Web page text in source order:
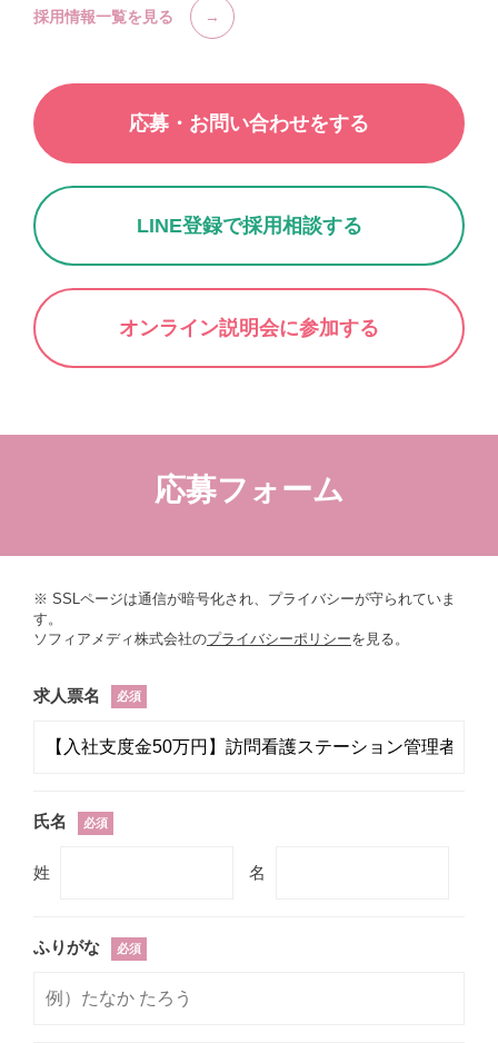
応募・お問い合わせをする
LINE登録で採用相談する
オンライン説明会に参加する
採用情報一覧を見る
応募フォーム
※ SSLページは通信が暗号化され、プライバシーが守られていま
す。
ソフィアメディ株式会社のプライバシーポリシーを見る。
求人票名 必須
氏名 必須
姓 名
ふりがな 必須